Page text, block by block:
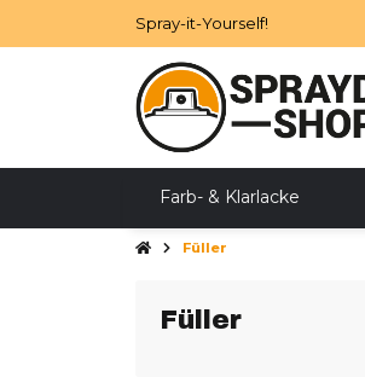
Spray-it-Yourself!
Farb- & Klarlacke
Zubehör
Füller
Füller